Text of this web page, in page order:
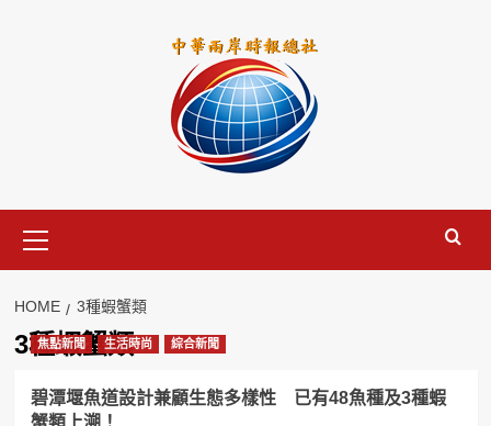
Menu
HOME 3種蝦蟹類
3種蝦蟹類
焦點新聞 生活時尚 綜合新聞
碧潭堰魚道設計兼顧生態多樣性 已有48魚種及3種蝦
蟹類上溯！